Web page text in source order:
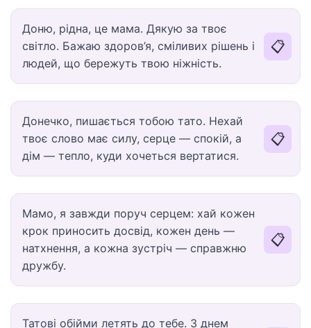
Доню, рідна, це мама. Дякую за твоє
світло. Бажаю здоров’я, сміливих рішень і
людей, що бережуть твою ніжність.
📋
Донечко, пишається тобою тато. Нехай
твоє слово має силу, серце — спокій, а
дім — тепло, куди хочеться вертатися.
📋
Мамо, я завжди поруч серцем: хай кожен
крок приносить досвід, кожен день —
натхнення, а кожна зустріч — справжню
дружбу.
📋
Татові обійми летять до тебе. З днем